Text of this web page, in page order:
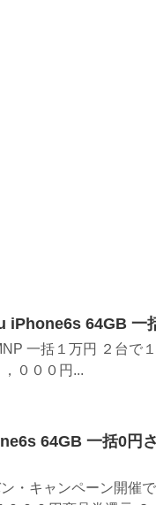
64GB 一
一括１万円 ２台で
０００円...
64GB 一括0円
・キャンペーン開催